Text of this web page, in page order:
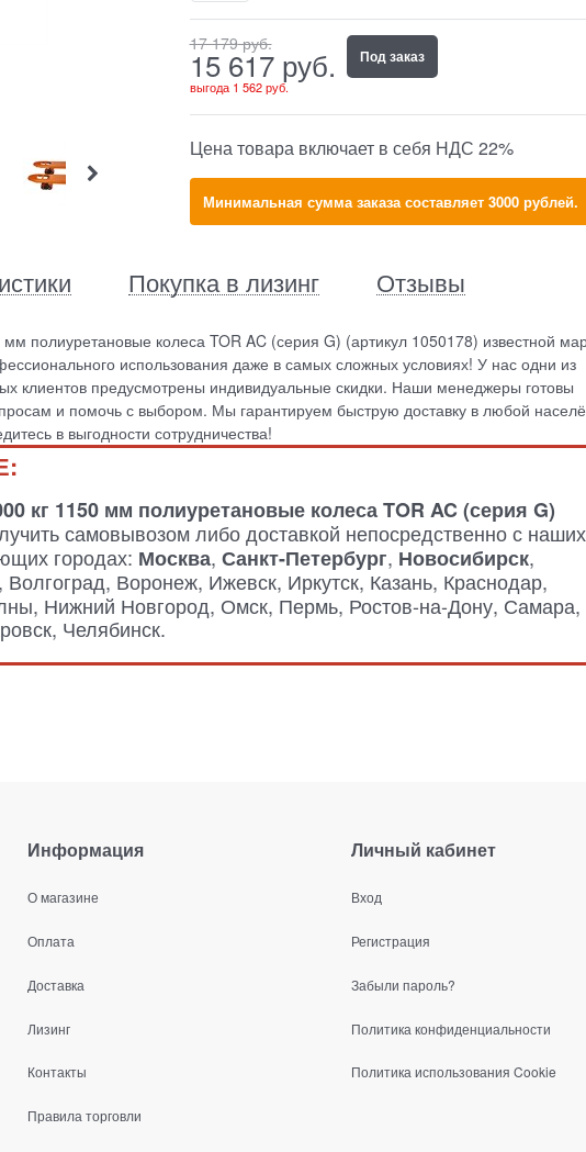
17 179 руб.
15 617 руб.
выгода 1 562 руб.
Под заказ
Цена товара включает в себя НДС 22%
Минимальная сумма заказа составляет 3000 рублей.
Покупка в лизинг Отзывы
полиуретановые колеса TOR AC (серия G) (артикул 1050178) известной
использования даже в самых сложных условиях! У нас одни из
клиентов предусмотрены индивидуальные скидки. Наши менеджеры готовы
и помочь с выбором. Мы гарантируем быструю доставку в любой
в выгодности сотрудничества!
кг 1150 мм полиуретановые колеса TOR AC (серия G)
самовывозом либо доставкой непосредственно с наших
городах: Москва, Санкт-Петербург, Новосибирск,
Волгоград, Воронеж, Ижевск, Иркутск, Казань, Краснодар,
Нижний Новгород, Омск, Пермь, Ростов-на-Дону, Самара,
Челябинск.
Информация
О магазине
Оплата
Доставка
Лизинг
Контакты
Правила торговли
Личный кабинет
Вход
Регистрация
Забыли пароль?
Политика конфиденциальности
Политика использования Cookie